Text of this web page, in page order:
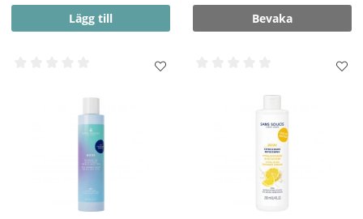
Lägg till Bevaka